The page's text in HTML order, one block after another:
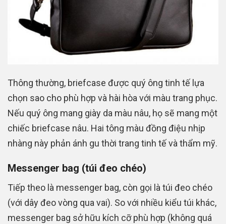
Thông thường, briefcase được quý ông tinh tế lựa
chọn sao cho phù hợp và hài hòa với màu trang phục.
Nếu quý ông mang giày da màu nâu, họ sẽ mang một
chiếc briefcase nâu. Hai tông màu đồng điệu nhịp
nhàng này phản ánh gu thời trang tinh tế và thẩm mỹ.
Messenger bag (túi đeo chéo)
Tiếp theo là messenger bag, còn gọi là túi đeo chéo
(với dây đeo vòng qua vai). So với nhiều kiểu túi khác,
messenger bag sở hữu kích cỡ phù hợp (không quá